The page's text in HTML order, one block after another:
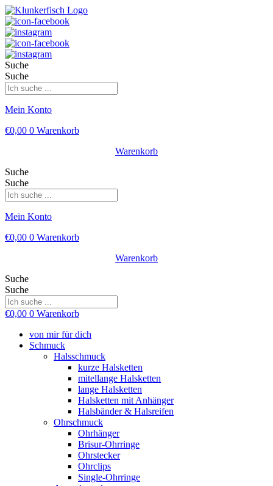
Suche
Suche
Mein Konto
€0,00 0 Warenkorb
Warenkorb
Suche
Suche
Mein Konto
€0,00 0 Warenkorb
Warenkorb
Suche
Suche
€0,00 0 Warenkorb
von mir für dich
Schmuck
Halsschmuck
kurze Halsketten
mitellange Halsketten
lange Halsketten
Halsketten mit Anhänger
Halsbänder & Halsreifen
Ohrschmuck
Ohrhänger
Brisur-Ohrringe
Ohrstecker
Ohrclips
Single-Ohrringe